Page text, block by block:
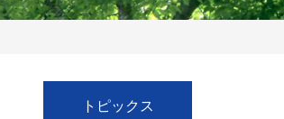
トピックス